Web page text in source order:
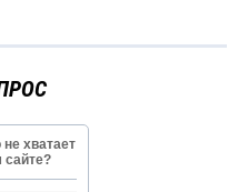
хватает
сайте?